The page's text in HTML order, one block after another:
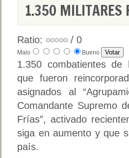
1.350 MILITARES
Ratio: / 0
Malo Bueno
1.350 combatientes
que fueron
asignados al
Comandante Supremo
Frías”, activado
siga en aumento y que
país.